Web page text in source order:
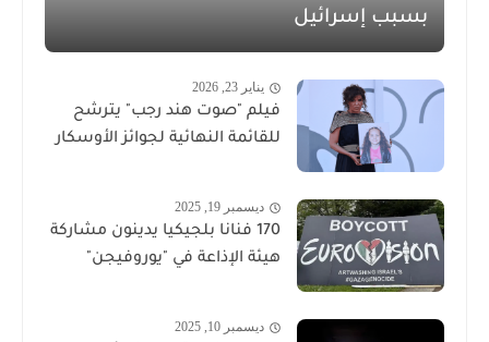
بسبب إسرائيل
يناير 23, 2026
فيلم "صوت هند رجب" يترشح
للقائمة النهائية لجوائز الأوسكار
ديسمبر 19, 2025
170 فنانا بلجيكيا يدينون مشاركة
هيئة الإذاعة في "يوروفيجن"
ديسمبر 10, 2025